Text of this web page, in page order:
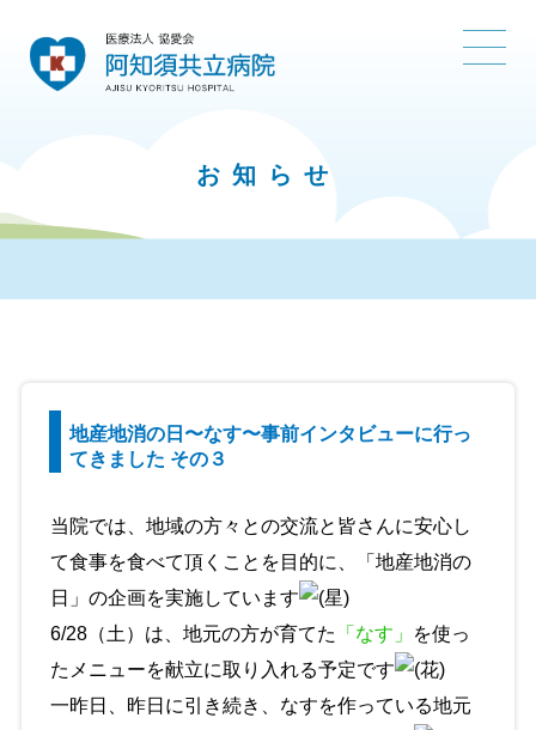
お知らせ
地産地消の日〜なす〜事前インタビューに行っ
てきました その３
当院では、地域の方々との交流と皆さんに安心し
て食事を食べて頂くことを目的に、「地産地消の
日」の企画を実施しています
6/28（土）は、地元の方が育てた
「なす」
を使っ
たメニューを献立に取り入れる予定です
一昨日、昨日に引き続き、なすを作っている地元